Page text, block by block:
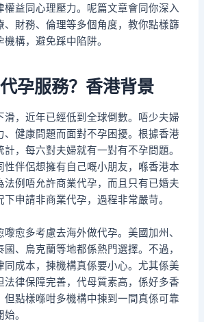
權益同心理壓力。呢篇文章會同你深入
、財務、倫理等多個角度，教你點樣篩
構，避免踩中陷阱。
孕服務？香港背景
滑，近年已經低到全球倒數。唔少夫婦
、健康問題而面對不孕困擾。根據香港
，每六對夫婦就有一對有不孕問題。
性伴侶想擁有自己嘅小朋友，喺香港本
法例唔允許商業代孕，而且只有已婚夫
申請非商業代孕，過程非常嚴苛。
愈多考慮去海外做代孕。美國加州、
、烏克蘭等地都係熱門選擇。不過，
同成本，揀機構真係要小心。尤其係美
法律保障完善，代母質素高，係好多香
但點樣喺咁多機構中揀到一間真係可靠
。